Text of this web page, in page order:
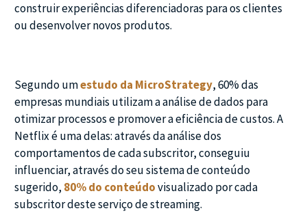
construir experiências diferenciadoras para os clientes
ou desenvolver novos produtos.
Segundo umestudo da MicroStrategy, 60% das
empresas mundiais utilizam a análise de dados para
otimizar processos e promover a eficiência de custos. A
Netflix é uma delas: através da análise dos
comportamentos de cada subscritor, conseguiu
influenciar, através do seu sistema de conteúdo
sugerido, 80% do conteúdovisualizado por cada
subscritor deste serviço de streaming.